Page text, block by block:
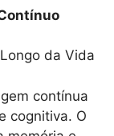
da Vida
contínua
cognitiva. O